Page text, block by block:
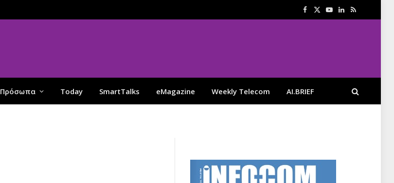
Facebook
X
YouTube
LinkedIn
RSS
Πρόσωπα Today SmartTalks eMagazine Weekly Telecom AI.BRIEF